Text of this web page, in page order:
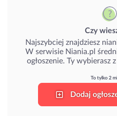
Czy
Najszybciej znajdziesz
W serwisie Niania.pl
ogłoszenie. Ty wybierasz
To tylko 2
Dodaj